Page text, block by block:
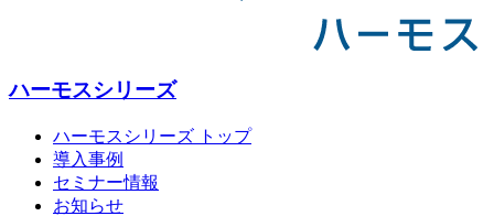
ハーモスシリーズ
ハーモスシリーズ トップ
導入事例
セミナー情報
お知らせ